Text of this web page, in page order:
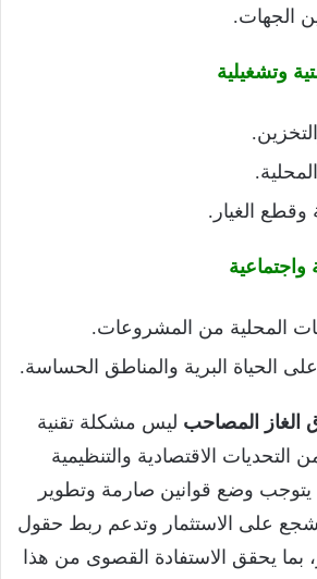
الجهات.
وتشغيلية
وقطع الغيار.
واجتماعية
المحلية من المشروعات.
على الحياة البرية والمناطق الحساسة.
الغاز المصاحب ليس مشكلة تقنية
الاقتصادية والتنظيمية
يتوجب وضع قوانين صارمة وتطوير
تشجع على الاستثمار وتدعم ربط حقول
بما يحقق الاستفادة القصوى من هذا